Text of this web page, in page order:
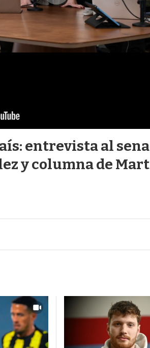
entrevista al
y columna de